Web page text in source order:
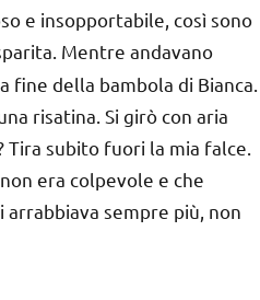
e insopportabile, così sono
Mentre andavano
fine della bambola di Bianca.
risatina. Si girò con aria
Tira subito fuori la mia falce.
era colpevole e che
sempre più, non